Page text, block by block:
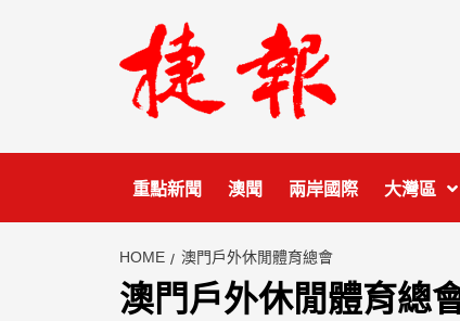
重點新聞 澳聞 兩岸國際 大灣區
HOME 澳門戶外休閒體育總會
澳門戶外休閒體育總